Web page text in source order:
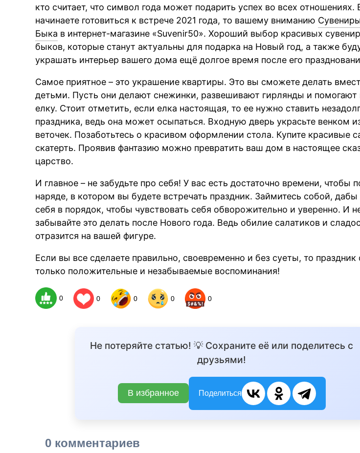
кто считает, что символ года может подарить успех во всех отношениях.
начинаете готовиться к встрече 2021 года, то вашему вниманию
Быка в интернет-магазине «Suvenir50». Хороший выбор красивых
быков, которые станут актуальны для подарка на Новый год, а также
украшать интерьер вашего дома ещё долгое время после его
Самое приятное – это украшение квартиры. Это вы сможете делать
детьми. Пусть они делают снежинки, развешивают гирлянды и помогают
елку. Стоит отметить, если елка настоящая, то ее нужно ставить
праздника, ведь она может осыпаться. Входную дверь украсьте венком
веточек. Позаботьтесь о красивом оформлении стола. Купите красивые
скатерть. Проявив фантазию можно превратить ваш дом в настоящее
царство.
И главное – не забудьте про себя! У вас есть достаточно времени, чтобы
наряде, в котором вы будете встречать праздник. Займитесь собой, дабы
себя в порядок, чтобы чувствовать себя обворожительно и уверенно. И
забывайте это делать после Нового года. Ведь обилие салатиков и
отразится на вашей фигуре.
Если вы все сделаете правильно, своевременно и без суеты, то праздник
только положительные и незабываемые воспоминания!
0 0 0 0 0
Не потеряйте статью! 💡 Сохраните её или поделитесь с
друзьями!
В избранное Поделиться
0 комментариев
BREAKING NEWS ///